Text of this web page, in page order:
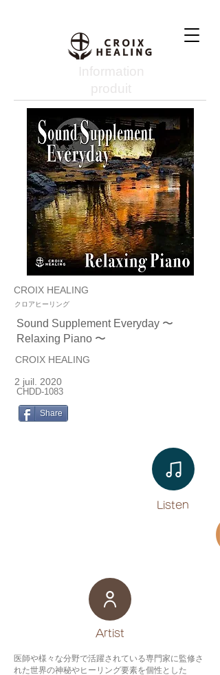
Information
produit
CROIX HEALING
クロアヒーリング
Sound Supplement Everyday 〜
Relaxing Piano 〜
CROIX HEALING
2 juil. 2020
CHDD-1083
Share
Listen​
​Artist
医師や様々な分野で活躍されている専門家に監修さ
れた世界の神秘やヒーリング要素を個性とした